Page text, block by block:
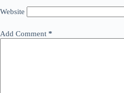
Website
Add Comment *